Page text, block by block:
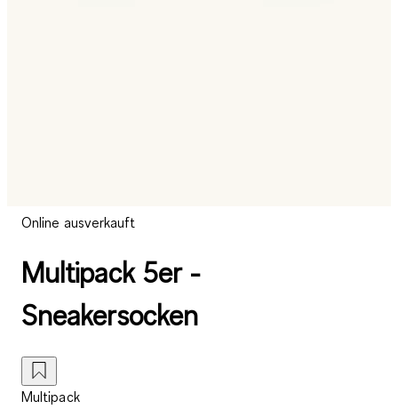
Online ausverkauft
Multipack 5er -
Sneakersocken
Multipack